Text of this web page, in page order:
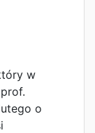
w
o